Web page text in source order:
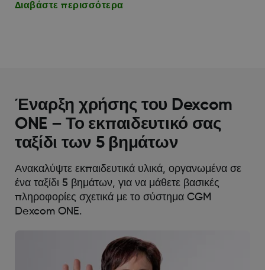
Διαβάστε περισσότερα
Έναρξη χρήσης του Dexcom
ONE – Το εκπαιδευτικό σας
ταξίδι των 5 βημάτων
Ανακαλύψτε εκπαιδευτικά υλικά, οργανωμένα σε
ένα ταξίδι 5 βημάτων, για να μάθετε βασικές
πληροφορίες σχετικά με το σύστημα CGM
Dexcom ONE.